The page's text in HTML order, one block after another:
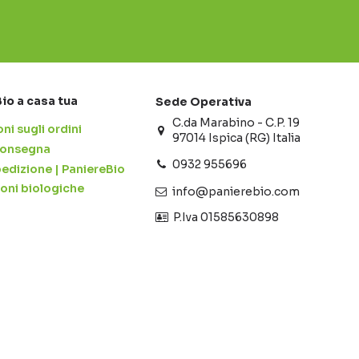
a casa tua
sugli ordini
| PaniereBio
biologiche
Sede Operativa
C.da Marabino - C.P. 19
97014 Ispica (RG) Italia
0932 955696
info@panierebio.com
‎‎‎‎‎ P.Iva 01585630898